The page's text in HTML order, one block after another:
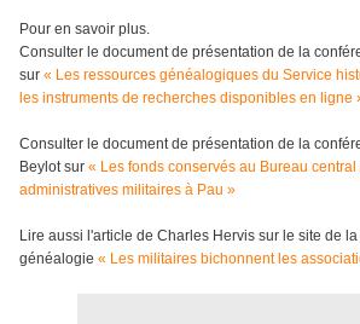
Pour en savoir plus.
Consulter le document de présentation de la
sur « Les ressources généalogiques du Service
les instruments de recherches disponibles en ligne
Consulter le document de présentation de la
Beylot sur « Les fonds conservés au Bureau
administratives militaires à Pau »
Lire aussi l'article de Charles Hervis sur le site de
généalogie « Les militaires bichonnent les